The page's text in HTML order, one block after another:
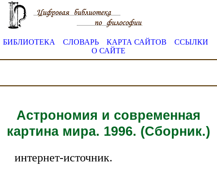
БИБЛИОТЕКА СЛОВАРЬ КАРТА САЙТОВ
ССЫЛКИ
О САЙТЕ
Астрономия и современная
картина мира. 1996. (Сборник.)
интернет-источник.